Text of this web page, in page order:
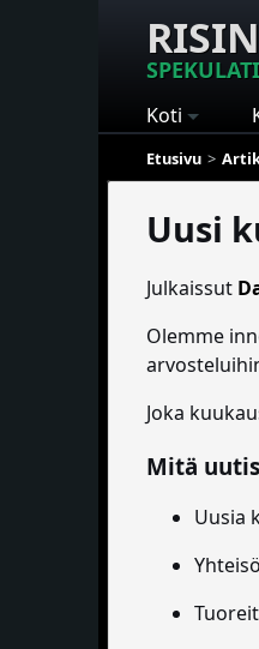
Koti
Etusivu
Uusi
Julkaissut
Olemme
Joka
Mitä
Uusia